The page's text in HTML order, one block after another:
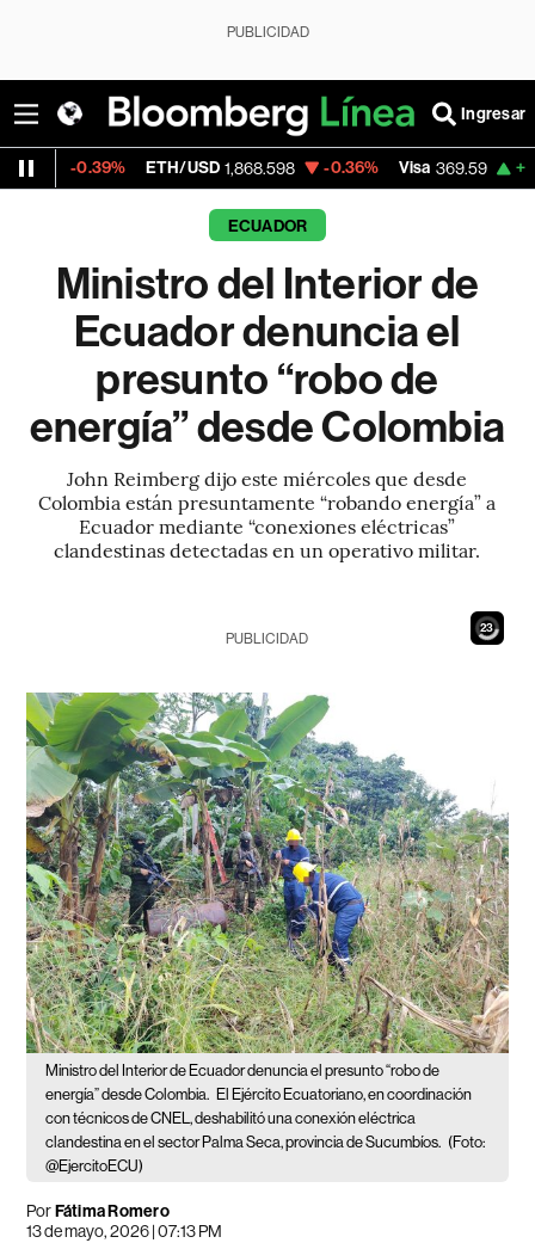
PUBLICIDAD
Ingresar
ETH/USD 1,868.598 -0.36% Visa 369.59 +1.07%
ECUADOR
Ministro del Interior de
Ecuador denuncia el
presunto “robo de
energía” desde Colombia
John Reimberg dijo este miércoles que desde
Colombia están presuntamente “robando energía” a
Ecuador mediante “conexiones eléctricas”
clandestinas detectadas en un operativo militar.
21
PUBLICIDAD
Ministro del Interior de Ecuador denuncia el presunto “robo de
energía” desde Colombia. El Ejército Ecuatoriano, en coordinación
con técnicos de CNEL, deshabilitó una conexión eléctrica
clandestina en el sector Palma Seca, provincia de Sucumbíos. (Foto:
@EjercitoECU)
PorFátima Romero
13 de mayo, 2026 | 07:13 PM